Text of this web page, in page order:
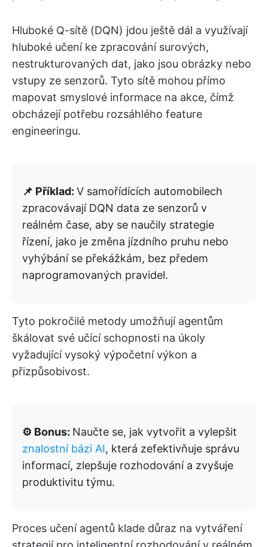
Hluboké Q-sítě (DQN) jdou ještě dál a využívají
hluboké učení ke zpracování surových,
nestrukturovaných dat, jako jsou obrázky nebo
vstupy ze senzorů. Tyto sítě mohou přímo
mapovat smyslové informace na akce, čímž
obcházejí potřebu rozsáhlého feature
engineeringu.
📌 Příklad: V samořídících automobilech
zpracovávají DQN data ze senzorů v
reálném čase, aby se naučily strategie
řízení, jako je změna jízdního pruhu nebo
vyhýbání se překážkám, bez předem
naprogramovaných pravidel.
Tyto pokročilé metody umožňují agentům
škálovat své učící schopnosti na úkoly
vyžadující vysoký výpočetní výkon a
přizpůsobivost.
⚙️ Bonus: Naučte se, jak vytvořit a vylepšit
znalostní bázi AI, která zefektivňuje správu
informací, zlepšuje rozhodování a zvyšuje
produktivitu týmu.
Proces učení agentů klade důraz na vytváření